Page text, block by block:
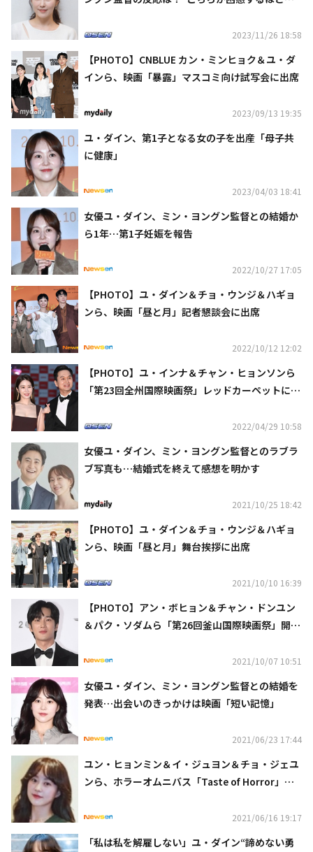
2023/11/26 18:58
【PHOTO】CNBLUE カン・ミンヒョク＆ユ・ダ
インら、映画「暴露」マスコミ向け試写会に出席
2023/09/13 19:35
ユ・ダイン、第1子となる女の子を出産「母子共
に健康」
2023/04/03 18:41
女優ユ・ダイン、ミン・ヨングン監督との結婚か
ら1年…第1子妊娠を報告
2022/10/27 17:05
【PHOTO】ユ・ダイン＆チョ・ウンジ＆ハギョ
ンら、映画「昼と月」記者懇談会に出席
2022/10/12 12:02
【PHOTO】ユ・インナ＆チャン・ヒョンソンら
「第23回全州国際映画祭」レッドカーペットに登
2022/04/29 10:58
女優ユ・ダイン、ミン・ヨングン監督とのラブラ
ブ写真も…結婚式を終えて感想を明かす
2021/10/25 18:42
【PHOTO】ユ・ダイン＆チョ・ウンジ＆ハギョ
ンら、映画「昼と月」舞台挨拶に出席
2021/10/10 16:39
【PHOTO】アン・ボヒョン＆チャン・ドンユン
＆パク・ソダムら「第26回釜山国際映画祭」開幕
2021/10/07 10:51
女優ユ・ダイン、ミン・ヨングン監督との結婚を
発表…出会いのきっかけは映画「短い記憶」
2021/06/23 17:44
ユン・ヒョンミン＆イ・ジュヨン＆チョ・ジェユ
ンら、ホラーオムニバス「Taste of Horror」プ
2021/06/16 19:17
「私は私を解雇しない」ユ・ダイン“諦めない勇